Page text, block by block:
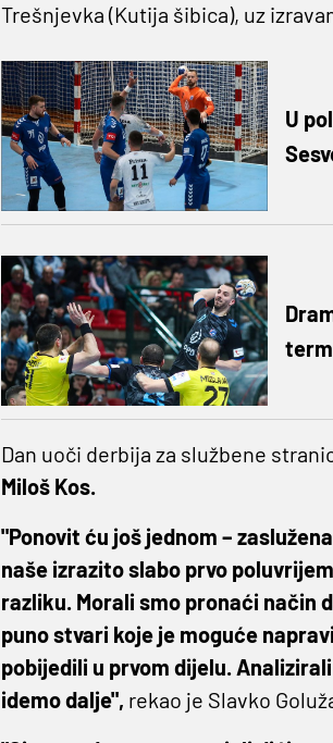
Trešnjevka (Kutija šibica), uz
U
Dan uoči derbija za službene
Miloš Kos.
"Ponovit ću još jednom –
naše izrazito slabo prvo
razliku. Morali smo pronaći način
puno stvari koje je moguće
pobijedili u prvom dijelu.
idemo dalje", rekao je Slavko